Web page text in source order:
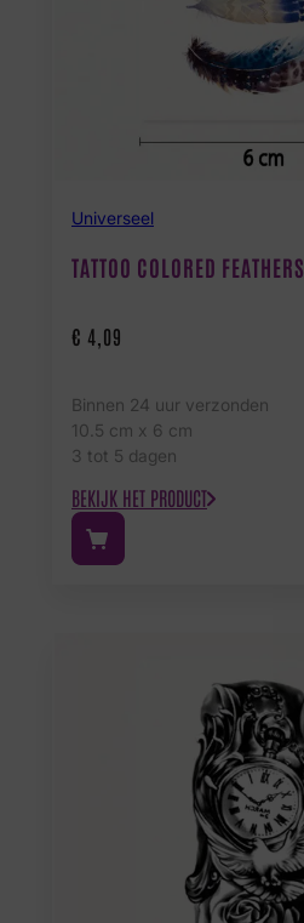
Universeel
TATTOO COLORED FEATHERS
€ 4,09
Binnen 24 uur verzonden
10.5 cm x 6 cm
3 tot 5 dagen
BEKIJK HET PRODUCT